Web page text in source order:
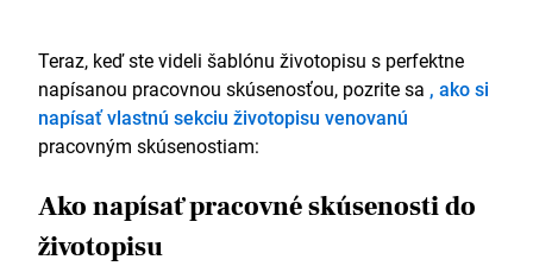
tím, ktorý spoločne prekonal všetky predchádzajúce
rekordy v predajnom procese.
Vďaka úzkej spolupráci s výrobcami a
technickými expertmi som si rozvinul hlboké
dôveryhodnosť a efektívnosť u náročných klientov.
Spolupracoval som s tímom obstarávania na
zabezpečení nového predajného softvéru, ktorý
Teraz, keď ste videli šablónu životopisu s perfektne
napísanou pracovnou skúsenosťou, pozrite sa , ako si
napísať vlastnú sekciu životopisu venovanú
pracovným skúsenostiam:
Ako napísať pracovné skúsenosti do
životopisu